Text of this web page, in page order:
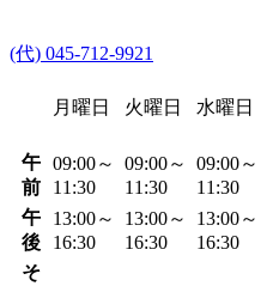
(代) 045-712-9921
月曜日 火曜日 水曜日
午
前
09:00～
11:30
09:00～
11:30
09:00～
11:30
午
後
13:00～
16:30
13:00～
16:30
13:00～
16:30
そ